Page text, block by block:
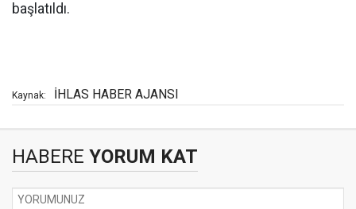
başlatıldı.
Kaynak: İHLAS HABER AJANSI
HABERE YORUM KAT